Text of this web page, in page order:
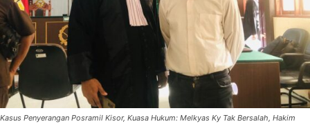
Kasus Penyerangan Posramil Kisor, Kuasa Hukum: Melkyas Ky Tak Bersalah, Hakim